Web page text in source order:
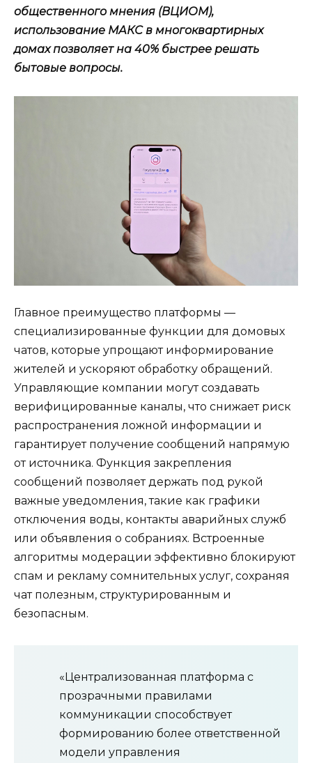
общественного мнения (ВЦИОМ),
использование МАКС в многоквартирных
домах позволяет на 40% быстрее решать
бытовые вопросы.
Главное преимущество платформы —
специализированные функции для домовых
чатов, которые упрощают информирование
жителей и ускоряют обработку обращений.
Управляющие компании могут создавать
верифицированные каналы, что снижает риск
распространения ложной информации и
гарантирует получение сообщений напрямую
от источника. Функция закрепления
сообщений позволяет держать под рукой
важные уведомления, такие как графики
отключения воды, контакты аварийных служб
или объявления о собраниях. Встроенные
алгоритмы модерации эффективно блокируют
спам и рекламу сомнительных услуг, сохраняя
чат полезным, структурированным и
безопасным.
«Централизованная платформа с
прозрачными правилами
коммуникации способствует
формированию более ответственной
модели управления